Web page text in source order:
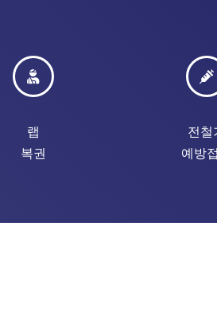
랩
복권
전철
예방